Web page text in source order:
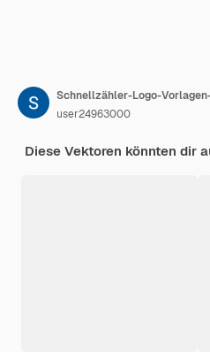
Schnellzähler-Logo-
user24963000
Diese Vektoren könnten dir